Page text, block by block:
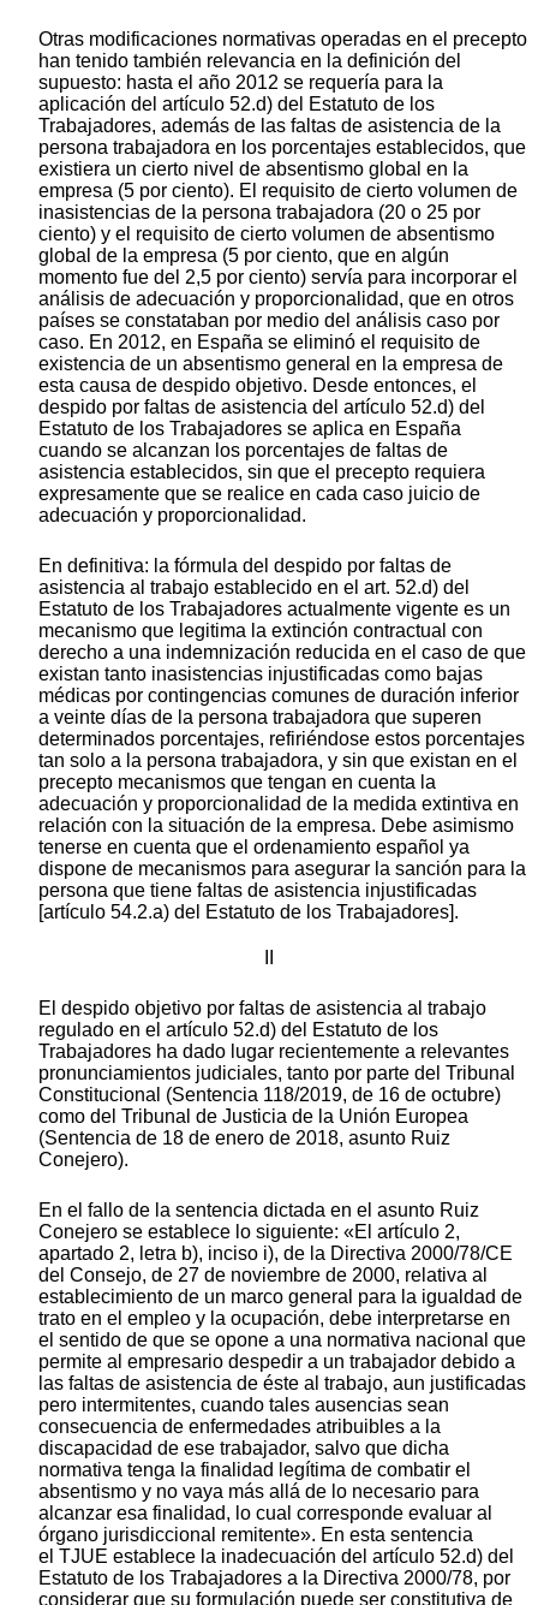
Otras modificaciones normativas operadas en el precepto
han tenido también relevancia en la definición del
supuesto: hasta el año 2012 se requería para la
aplicación del artículo 52.d) del Estatuto de los
Trabajadores, además de las faltas de asistencia de la
persona trabajadora en los porcentajes establecidos, que
existiera un cierto nivel de absentismo global en la
empresa (5 por ciento). El requisito de cierto volumen de
inasistencias de la persona trabajadora (20 o 25 por
ciento) y el requisito de cierto volumen de absentismo
global de la empresa (5 por ciento, que en algún
momento fue del 2,5 por ciento) servía para incorporar el
análisis de adecuación y proporcionalidad, que en otros
países se constataban por medio del análisis caso por
caso. En 2012, en España se eliminó el requisito de
existencia de un absentismo general en la empresa de
esta causa de despido objetivo. Desde entonces, el
despido por faltas de asistencia del artículo 52.d) del
Estatuto de los Trabajadores se aplica en España
cuando se alcanzan los porcentajes de faltas de
asistencia establecidos, sin que el precepto requiera
expresamente que se realice en cada caso juicio de
adecuación y proporcionalidad.
En definitiva: la fórmula del despido por faltas de
asistencia al trabajo establecido en el art. 52.d) del
Estatuto de los Trabajadores actualmente vigente es un
mecanismo que legitima la extinción contractual con
derecho a una indemnización reducida en el caso de que
existan tanto inasistencias injustificadas como bajas
médicas por contingencias comunes de duración inferior
a veinte días de la persona trabajadora que superen
determinados porcentajes, refiriéndose estos porcentajes
tan solo a la persona trabajadora, y sin que existan en el
precepto mecanismos que tengan en cuenta la
adecuación y proporcionalidad de la medida extintiva en
relación con la situación de la empresa. Debe asimismo
tenerse en cuenta que el ordenamiento español ya
dispone de mecanismos para asegurar la sanción para la
persona que tiene faltas de asistencia injustificadas
[artículo 54.2.a) del Estatuto de los Trabajadores].
El despido objetivo por faltas de asistencia al trabajo
regulado en el artículo 52.d) del Estatuto de los
Trabajadores ha dado lugar recientemente a relevantes
pronunciamientos judiciales, tanto por parte del Tribunal
Constitucional (Sentencia 118/2019, de 16 de octubre)
como del Tribunal de Justicia de la Unión Europea
(Sentencia de 18 de enero de 2018, asunto Ruiz
Conejero).
En el fallo de la sentencia dictada en el asunto Ruiz
Conejero se establece lo siguiente: «El artículo 2,
apartado 2, letra b), inciso i), de la Directiva 2000/78/CE
del Consejo, de 27 de noviembre de 2000, relativa al
establecimiento de un marco general para la igualdad de
trato en el empleo y la ocupación, debe interpretarse en
el sentido de que se opone a una normativa nacional que
permite al empresario despedir a un trabajador debido a
las faltas de asistencia de éste al trabajo, aun justificadas
pero intermitentes, cuando tales ausencias sean
consecuencia de enfermedades atribuibles a la
discapacidad de ese trabajador, salvo que dicha
normativa tenga la finalidad legítima de combatir el
absentismo y no vaya más allá de lo necesario para
alcanzar esa finalidad, lo cual corresponde evaluar al
órgano jurisdiccional remitente». En esta sentencia
el TJUE establece la inadecuación del artículo 52.d) del
Estatuto de los Trabajadores a la Directiva 2000/78, por
considerar que su formulación puede ser constitutiva de